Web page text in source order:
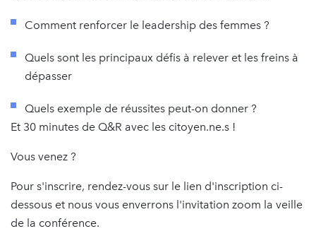
Comment renforcer le leadership des femmes ?
Quels sont les principaux défis à relever et les freins à
dépasser
Quels exemple de réussites peut-on donner ?
Et 30 minutes de Q&R avec les citoyen.ne.s !
Vous venez ?
Pour s'inscrire, rendez-vous sur le lien d'inscription ci-
dessous et nous vous enverrons l'invitation zoom la veille
de la conférence.